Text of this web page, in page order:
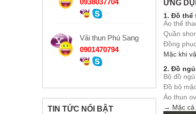
0938037704
Vải thun Phú Sang
0901470794
TIN TỨC NỔI BẬT
ỨNG
1. Đồ thể
Áo thể
Quần
Đồng
Mặc khi
2. Đồ ngủ
Bộ đồ
Đồ bộ
Áo thun
→ Mặc cả